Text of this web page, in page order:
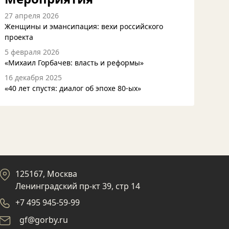
27 апреля 2026
Женщины и эмансипация: вехи российского
проекта
5 февраля 2026
«Михаил Горбачев: власть и реформы»
16 декабря 2025
«40 лет спустя: диалог об эпохе 80-ых»
125167, Москва
Ленинградский пр-кт 39, стр 14
+7 495 945-59-99
gf@gorby.ru